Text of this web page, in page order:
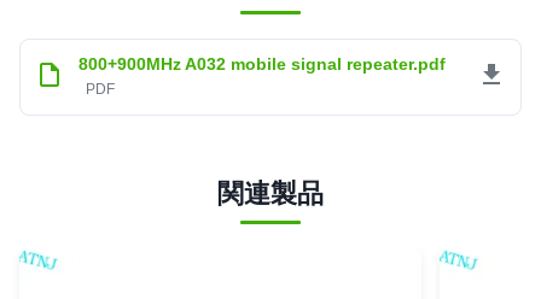
800+900MHz A032 mobile signal repeater.pdf
PDF
関連製品